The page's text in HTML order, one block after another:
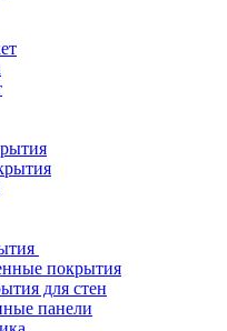
покрытия
для стен
панели